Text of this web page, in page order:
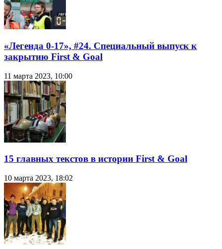
«Легенда 0-17», #24. Специальный выпуск к
закрытию First & Goal
11 марта 2023, 10:00
15 главных текстов в истории First & Goal
10 марта 2023, 18:02